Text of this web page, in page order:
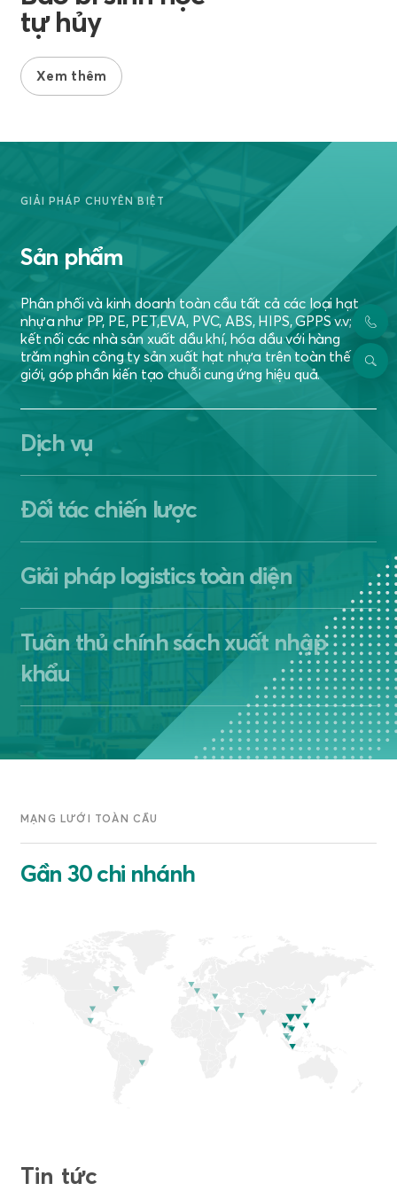
tự hủy
Xem thêm
GIẢI PHÁP CHUYÊN BIỆT
Sản phẩm
Phân phối và kinh doanh toàn cầu tất cả các loại hạt
nhựa như PP, PE, PET,EVA, PVC, ABS, HIPS, GPPS v.v;
kết nối các nhà sản xuất dầu khí, hóa dầu với hàng
trăm nghìn công ty sản xuất hạt nhựa trên toàn thế
giới, góp phần kiến tạo chuỗi cung ứng hiệu quả.
Dịch vụ
Đối tác chiến lược
Giải pháp logistics toàn diện
Tuân thủ chính sách xuất nhập
khẩu
MẠNG LƯỚI TOÀN CẦU
Gần 30 chi nhánh
Tin tức